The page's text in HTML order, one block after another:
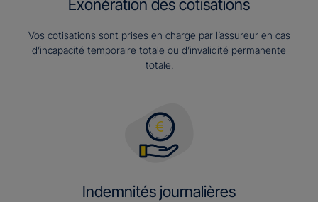
Exonération des cotisations
Vos cotisations sont prises en charge par l’assureur en cas
d’incapacité temporaire totale ou d’invalidité permanente
totale.
Indemnités journalières